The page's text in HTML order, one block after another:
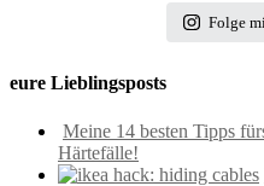
Folge
eure Lieblingsposts
Meine 14 besten Tipps
Härtefälle!